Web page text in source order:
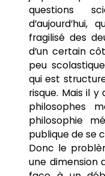
questions
fragilisé des
d’un certain
peu
qui est
risque. Mais il
philosophes
philosophie
publique de se
Donc le
une dimension